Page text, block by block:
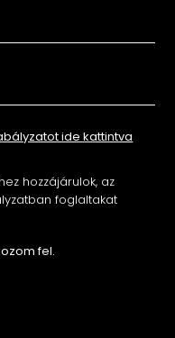
ide kattintva
hozzájárulok, az
foglaltakat
fel.